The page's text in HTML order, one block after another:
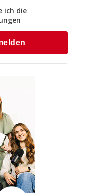
ich die